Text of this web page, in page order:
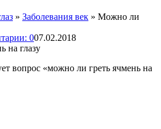
» Заболевания век » Можно ли
007.02.2018
вопрос «можно ли греть ячмень на